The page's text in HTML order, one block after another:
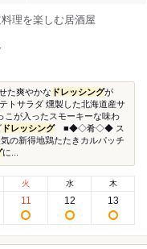
理を楽しむ居酒屋
た爽やかな ドレッシングが
トサラダ 燻製した北海道産サ
こが入ったスモーキーな味わ
ドレッシング■◆◇肴◇◆ ス
の新得地鶏たたきカルパッチ
に...
火
11
水
12
木
13